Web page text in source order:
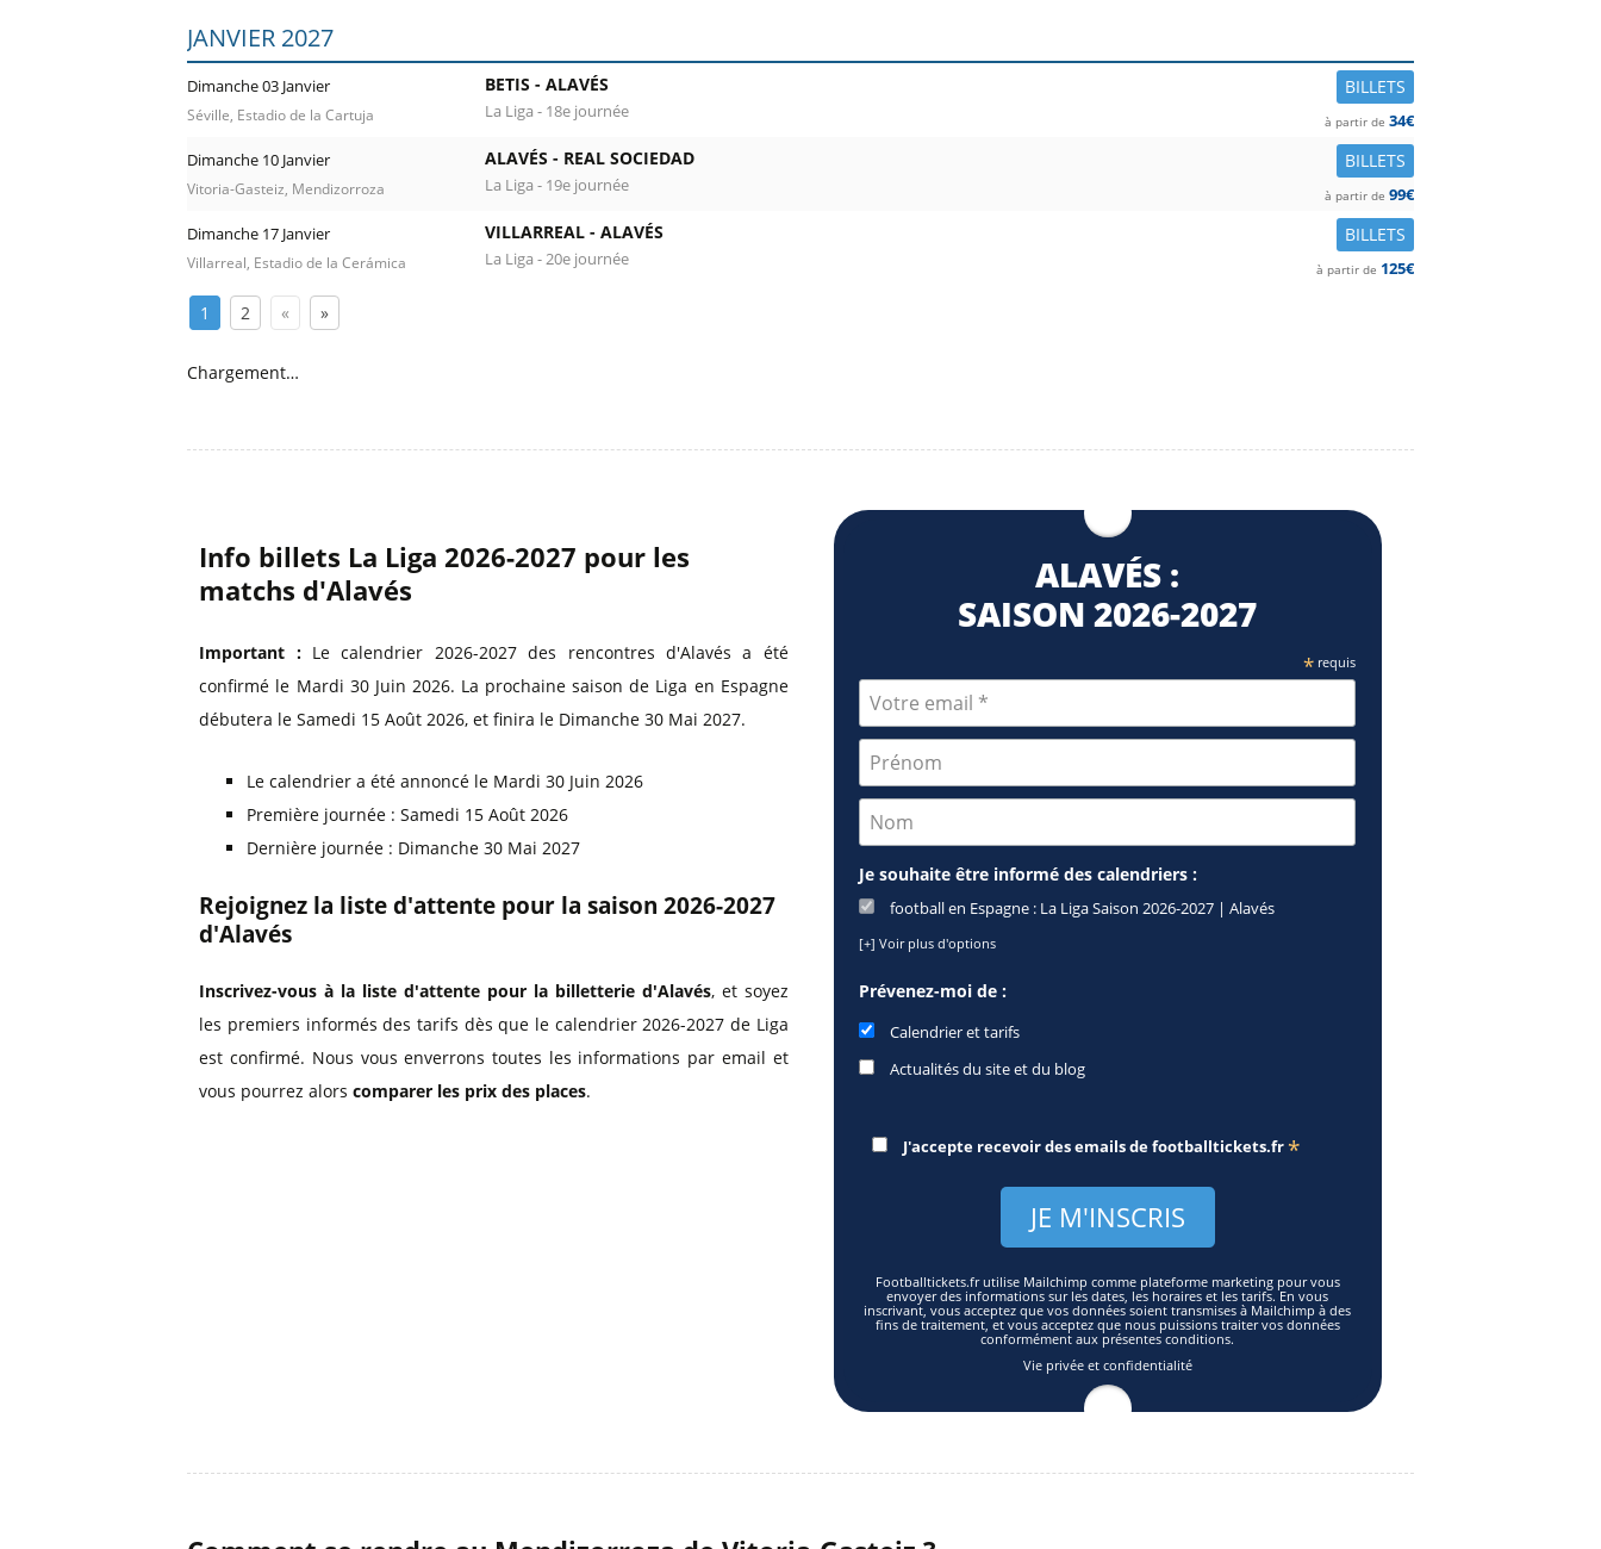
JANVIER 2027
Dimanche 03 Janvier
Séville, Estadio de la Cartuja
BILLETS
BETIS - ALAVÉS
La Liga - 18e journée à partir de 34€
Dimanche 10 Janvier
Vitoria-Gasteiz, Mendizorroza
BILLETS
ALAVÉS - REAL SOCIEDAD
La Liga - 19e journée à partir de 99€
Dimanche 17 Janvier
Villarreal, Estadio de la Cerámica
BILLETS
VILLARREAL - ALAVÉS
La Liga - 20e journée à partir de 125€
1 2 « »
Chargement…
Info billets La Liga 2026-2027 pour les
matchs d'Alavés
Important :Le calendrier 2026-2027 des rencontres d'Alavés a été
confirmé le Mardi 30 Juin 2026. La prochaine saison de Liga en Espagne
débutera le Samedi 15 Août 2026, et finira le Dimanche 30 Mai 2027.
Le calendrier a été annoncé le Mardi 30 Juin 2026
Première journée : Samedi 15 Août 2026
Dernière journée : Dimanche 30 Mai 2027
Rejoignez la liste d'attente pour la saison 2026-2027
d'Alavés
Inscrivez-vous à la liste d'attente pour la billetterie d'Alavés, et soyez
les premiers informés des tarifs dès que le calendrier 2026-2027 de Liga
est confirmé. Nous vous enverrons toutes les informations par email et
vous pourrez alorscomparer les prix des places.
ALAVÉS :
SAISON 2026⁠-2027
* requis
Je souhaite être informé des calendriers :
football en Espagne : La Liga Saison 2026-2027 | Alavés
[+] Voir plus d'options
Prévenez-moi de :
Calendrier et tarifs
Actualités du site et du blog
J'accepte recevoir des emails defootballtickets.fr *
Footballtickets.fr utilise Mailchimp comme plateforme marketing pour vous
envoyer des informations sur les dates, les horaires et les tarifs. En vous
inscrivant, vous acceptez que vos données soient transmises à Mailchimp à des
fins de traitement, et vous acceptez que nous puissions traiter vos données
conformément aux présentes conditions.
Vie privée et confidentialité